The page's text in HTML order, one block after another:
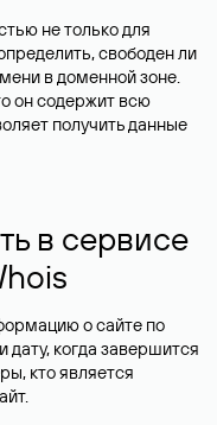
не только для
свободен ли
в доменной зоне.
он содержит всю
получить данные
в сервисе
о сайте по
когда завершится
кто является